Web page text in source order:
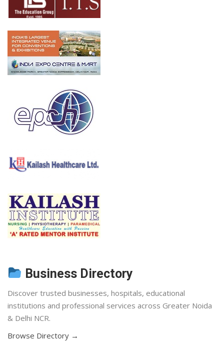
Business Directory
Discover trusted businesses, hospitals, educational
institutions and professional services across Greater Noida
& Delhi NCR.
Browse Directory →